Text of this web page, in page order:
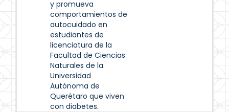
y promueva
comportamientos de
autocuidado en
estudiantes de
licenciatura de la
Facultad de Ciencias
Naturales de la
Universidad
Autónoma de
Querétaro que viven
con diabetes.